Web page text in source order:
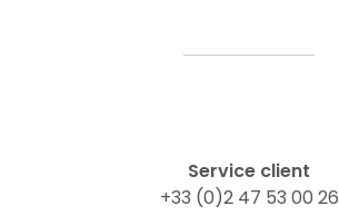
Service client
+33 (0)2 47 53 00 26